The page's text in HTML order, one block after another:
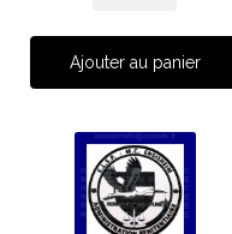
Ajouter au panier